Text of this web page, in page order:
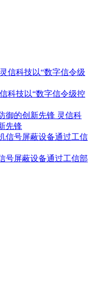
科技以“数字信令级控
灵信科
先锋
号屏蔽设备通过工信部